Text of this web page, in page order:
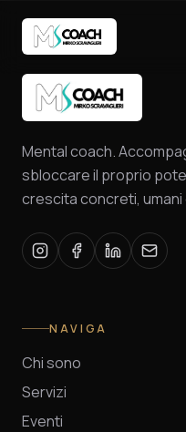
Mental coach.
sbloccare il proprio
crescita concreti, umani
NAVIGA
Chi sono
Servizi
Eventi